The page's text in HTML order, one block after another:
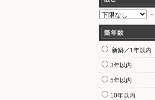
～
新築／1年以内
3年以内
5年以内
10年以内